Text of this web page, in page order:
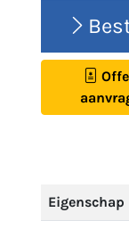
Eigenschap